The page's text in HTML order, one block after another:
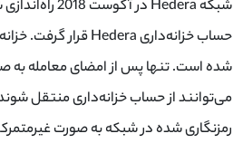
شده است. تنها پس از امضای معامله به
رمزنگاری شده در شبکه به صورت